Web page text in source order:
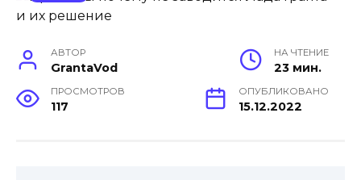
АВТОР
GrantaVod
НА ЧТЕНИЕ
23 мин.
ПРОСМОТРОВ
117
ОПУБЛИКОВАНО
15.12.2022